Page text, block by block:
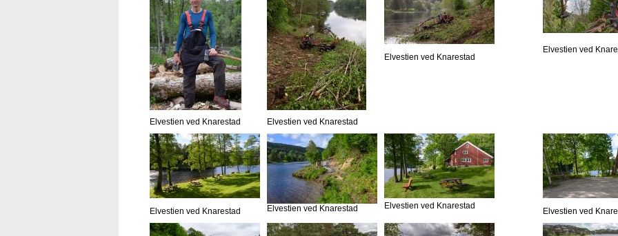
Elvestien ved Knarestad Elvestien ved Knarestad
Elvestien ved Knarestad
Elvestien ved
Elvestien ved Knarestad Elvestien ved Knarestad Elvestien ved Knarestad
Elvestien ved